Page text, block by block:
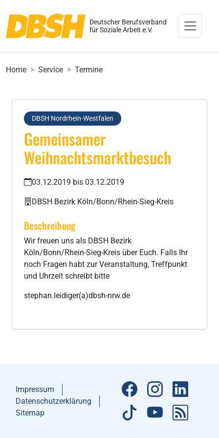
Deutscher Berufsverband
für Soziale Arbeit e.V.
Home Service Termine
DBSH Nordrhein-Westfalen
Gemeinsamer
Weihnachtsmarktbesuch
03.12.2019 bis 03.12.2019
DBSH Bezirk Köln/Bonn/Rhein-Sieg-Kreis
Beschreibung
Wir freuen uns als DBSH Bezirk
Köln/Bonn/Rhein-Sieg-Kreis über Euch. Falls Ihr
noch Fragen habt zur Veranstaltung, Treffpunkt
und Uhrzeit schreibt bitte
stephan.leidiger(a)dbsh-nrw.de
Impressum
Datenschutzerklärung
Sitemap